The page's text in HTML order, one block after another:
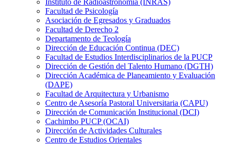
Instituto de Radioastronomía (INRAS)
Facultad de Psicología
Asociación de Egresados y Graduados
Facultad de Derecho 2
Departamento de Teología
Dirección de Educación Continua (DEC)
Facultad de Estudios Interdisciplinarios de la PUCP
Dirección de Gestión del Talento Humano (DGTH)
Dirección Académica de Planeamiento y Evaluación
(DAPE)
Facultad de Arquitectura y Urbanismo
Centro de Asesoría Pastoral Universitaria (CAPU)
Dirección de Comunicación Institucional (DCI)
Cachimbo PUCP (OCAI)
Dirección de Actividades Culturales
Centro de Estudios Orientales